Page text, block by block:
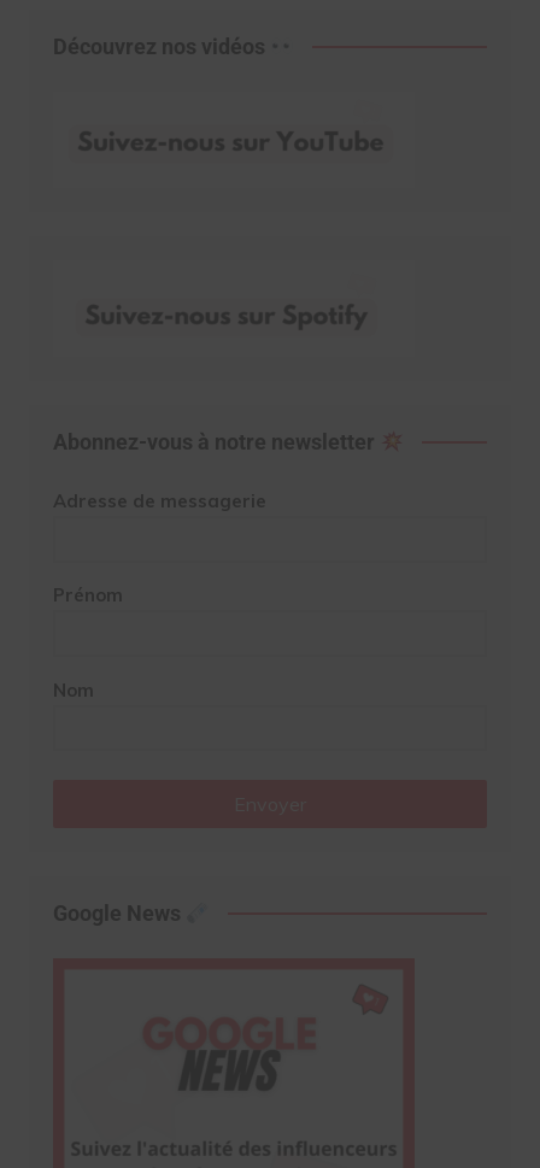
Découvrez nos vidéos
Abonnez-vous à notre newsletter
Adresse de messagerie
Prénom
Nom
Google News